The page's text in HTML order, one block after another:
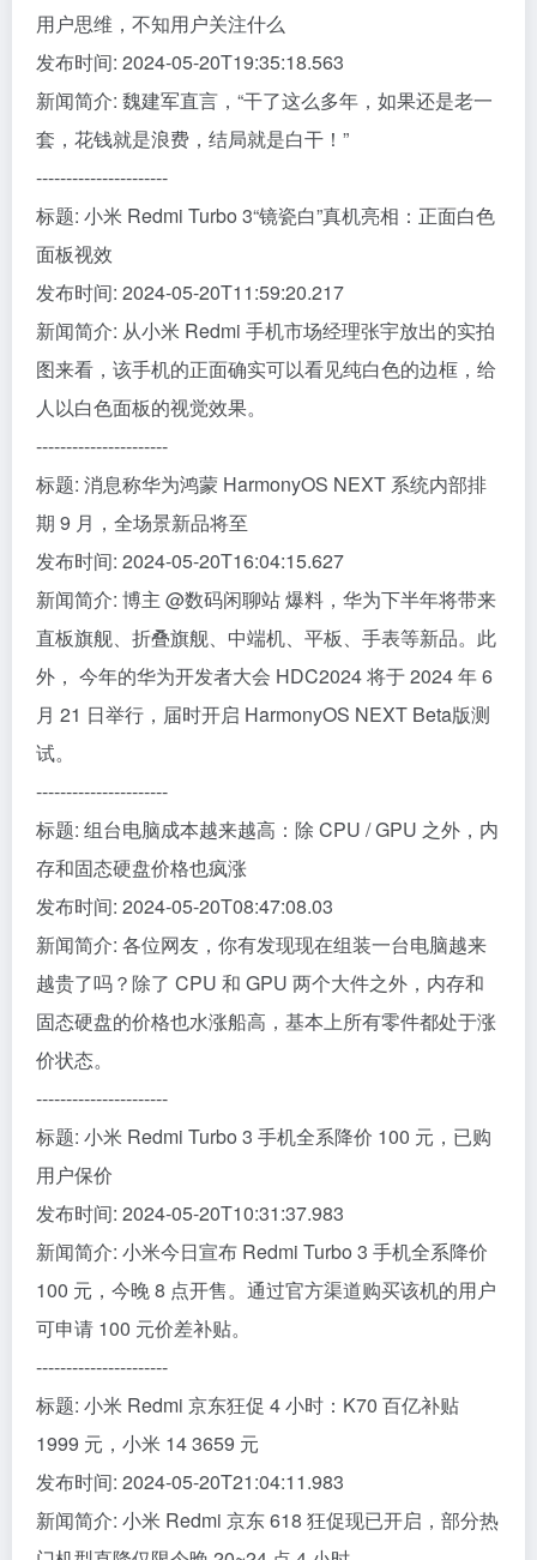
用户思维，不知用户关注什么
发布时间: 2024-05-20T19:35:18.563
新闻简介: 魏建军直言，“干了这么多年，如果还是老一
套，花钱就是浪费，结局就是白干！”
----------------------
标题: 小米 Redmi Turbo 3“镜瓷白”真机亮相：正面白色
面板视效
发布时间: 2024-05-20T11:59:20.217
新闻简介: 从小米 Redmi 手机市场经理张宇放出的实拍
图来看，该手机的正面确实可以看见纯白色的边框，给
人以白色面板的视觉效果。
----------------------
标题: 消息称华为鸿蒙 HarmonyOS NEXT 系统内部排
期 9 月，全场景新品将至
发布时间: 2024-05-20T16:04:15.627
新闻简介: 博主 @数码闲聊站 爆料，华为下半年将带来
直板旗舰、折叠旗舰、中端机、平板、手表等新品。此
外， 今年的华为开发者大会 HDC2024 将于 2024 年 6
月 21 日举行，届时开启 HarmonyOS NEXT Beta版测
试。
----------------------
标题: 组台电脑成本越来越高：除 CPU / GPU 之外，内
存和固态硬盘价格也疯涨
发布时间: 2024-05-20T08:47:08.03
新闻简介: 各位网友，你有发现现在组装一台电脑越来
越贵了吗？除了 CPU 和 GPU 两个大件之外，内存和
固态硬盘的价格也水涨船高，基本上所有零件都处于涨
价状态。
----------------------
标题: 小米 Redmi Turbo 3 手机全系降价 100 元，已购
用户保价
发布时间: 2024-05-20T10:31:37.983
新闻简介: 小米今日宣布 Redmi Turbo 3 手机全系降价
100 元，今晚 8 点开售。通过官方渠道购买该机的用户
可申请 100 元价差补贴。
----------------------
标题: 小米 Redmi 京东狂促 4 小时：K70 百亿补贴
1999 元，小米 14 3659 元
发布时间: 2024-05-20T21:04:11.983
新闻简介: 小米 Redmi 京东 618 狂促现已开启，部分热